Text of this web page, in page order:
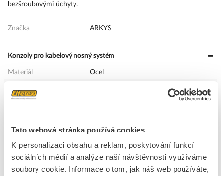
Tato webová stránka používá cookies
K personalizaci obsahu a reklam, poskytování funkcí
sociálních médií a analýze naší návštěvnosti využíváme
soubory cookie. Informace o tom, jak náš web používáte,
bezšroubovými úchyty.
Značka ARKYS
Konzoly pro kabelový nosný systém
Materiál
Ocel
Šířka
Výška
105 mm
Délka
400 mm
Nosnost
1.176 kN